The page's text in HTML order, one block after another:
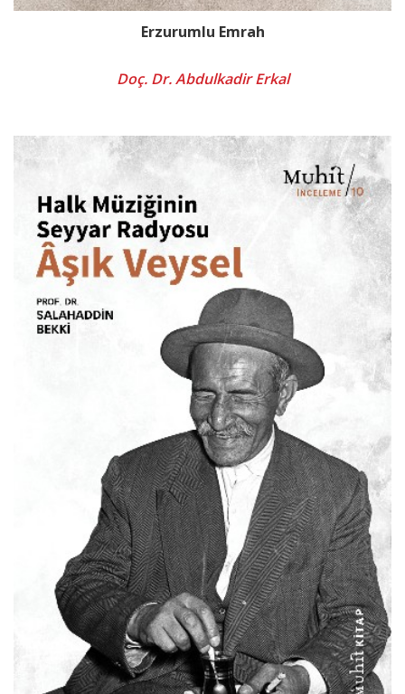
Erzurumlu Emrah
Doç. Dr. Abdulkadir Erkal